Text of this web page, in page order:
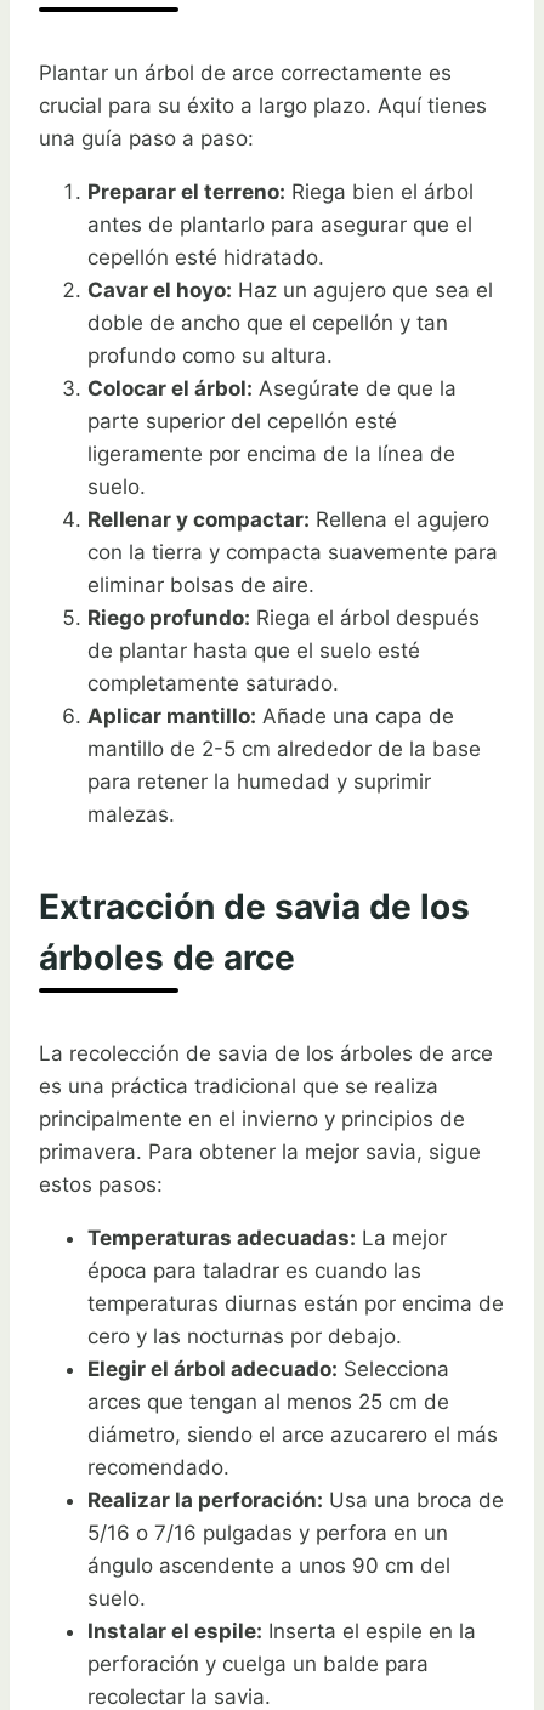
Plantar un árbol de arce correctamente es
crucial para su éxito a largo plazo. Aquí tienes
una guía paso a paso:
Preparar el terreno: Riega bien el árbol
antes de plantarlo para asegurar que el
cepellón esté hidratado.
Cavar el hoyo: Haz un agujero que sea el
doble de ancho que el cepellón y tan
profundo como su altura.
Colocar el árbol: Asegúrate de que la
parte superior del cepellón esté
ligeramente por encima de la línea de
suelo.
Rellenar y compactar: Rellena el agujero
con la tierra y compacta suavemente para
eliminar bolsas de aire.
Riego profundo: Riega el árbol después
de plantar hasta que el suelo esté
completamente saturado.
Aplicar mantillo: Añade una capa de
mantillo de 2-5 cm alrededor de la base
para retener la humedad y suprimir
malezas.
Extracción de savia de los
árboles de arce
La recolección de savia de los árboles de arce
es una práctica tradicional que se realiza
principalmente en el invierno y principios de
primavera. Para obtener la mejor savia, sigue
estos pasos:
Temperaturas adecuadas: La mejor
época para taladrar es cuando las
temperaturas diurnas están por encima de
cero y las nocturnas por debajo.
Elegir el árbol adecuado: Selecciona
arces que tengan al menos 25 cm de
diámetro, siendo el arce azucarero el más
recomendado.
Realizar la perforación: Usa una broca de
5/16 o 7/16 pulgadas y perfora en un
ángulo ascendente a unos 90 cm del
suelo.
Instalar el espile: Inserta el espile en la
perforación y cuelga un balde para
recolectar la savia.